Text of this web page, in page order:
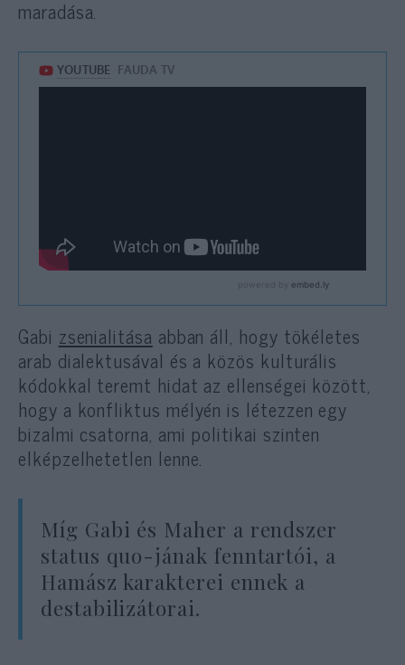
maradása.
Gabi zsenialitása abban áll, hogy tökéletes
arab dialektusával és a közös kulturális
kódokkal teremt hidat az ellenségei között,
hogy a konfliktus mélyén is létezzen egy
bizalmi csatorna, ami politikai szinten
elképzelhetetlen lenne.
Míg Gabi és Maher a rendszer
status quo-jának fenntartói, a
Hamász karakterei ennek a
destabilizátorai.